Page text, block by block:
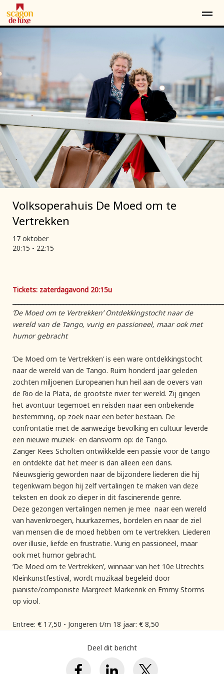
Locatie Agenda Contact
Volksoperahuis De Moed om te
Vertrekken
17 oktober
20:15 - 22:15
Tickets: zaterdagavond 20:15u
’De Moed om te Vertrekken’ Ontdekkingstocht naar de
wereld van de Tango, vurig en passioneel, maar ook met
humor gebracht
’De Moed om te Vertrekken’ is een ware ontdekkingstocht
naar de wereld van de Tango. Ruim honderd jaar geleden
zochten miljoenen Europeanen hun heil aan de oevers van
de Rio de la Plata, de grootste rivier ter wereld. Zij gingen
het avontuur tegemoet en reisden naar een onbekende
bestemming, op zoek naar een beter bestaan. De
confrontatie met de aanwezige bevolking en cultuur leverde
een nieuwe muziek- en dansvorm op: de Tango.
Zanger Kees Scholten ontwikkelde een passie voor de tango
en ontdekte dat het meer is dan alleen een dans.
Nieuwsgierig geworden naar de bijzondere liederen die hij
tegenkwam begon hij zelf vertalingen te maken van deze
teksten en dook zo dieper in dit fascinerende genre.
Deze gezongen vertalingen nemen je mee naar een wereld
van havenkroegen, huurkazernes, bordelen en naar de ziel
van mensen die de moed hebben om te vertrekken. Liederen
over illusie, liefde en frustratie. Vurig en passioneel, maar
ook met humor gebracht.
’De Moed om te Vertrekken’, winnaar van het 10e Utrechts
Kleinkunstfestival, wordt muzikaal begeleid door
pianiste/componiste Margreet Markerink en Emmy Storms
op viool.
Entree: € 17,50 - Jongeren t/m 18 jaar: € 8,50
Deel dit bericht